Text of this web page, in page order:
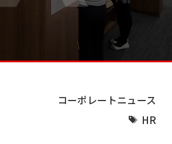
コーポレートニュース
HR